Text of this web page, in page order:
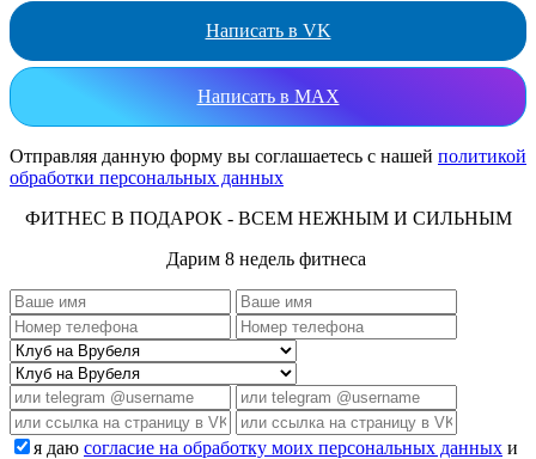
Написать в VK
Написать в MAX
Отправляя данную форму вы соглашаетесь с нашей политикой
обработки персональных данных
ФИТНЕС В ПОДАРОК - ВСЕМ НЕЖНЫМ И СИЛЬНЫМ
Дарим 8 недель фитнеса
я даю согласие на обработку моих персональных данных и